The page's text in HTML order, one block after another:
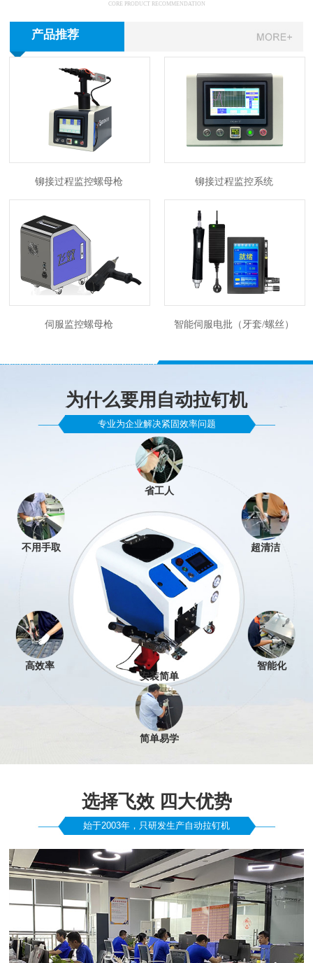
CORE PRODUCT RECOMMENDATION
产品推荐
铆接过程监控螺母枪 铆接过程监控系统
伺服监控螺母枪 智能伺服电批（牙套/螺丝）
为什么要用自动拉钉机
专业为企业解决紧固效率问题
省工人
不用手取
高效率
安装简单
简单易学
智能化
超清洁
选择飞效 四大优势
始于2003年，只研发生产自动拉钉机